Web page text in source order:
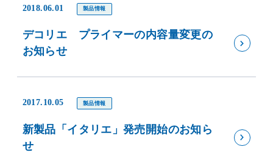
2018.06.01 製品情報
デコリエ プライマーの内容量変更の
お知らせ
2017.10.05 製品情報
新製品「イタリエ」発売開始のお知ら
せ